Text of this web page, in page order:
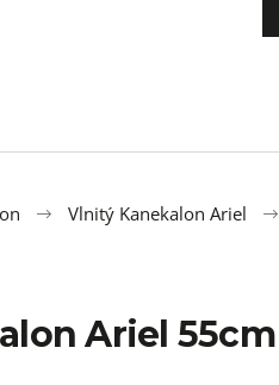
Vlnitý Kanekalon Ariel
Ariel
22
100% EZ